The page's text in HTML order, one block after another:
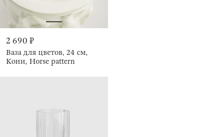
2 690 ₽
Ваза для цветов, 24 см,
Кони, Horse pattern